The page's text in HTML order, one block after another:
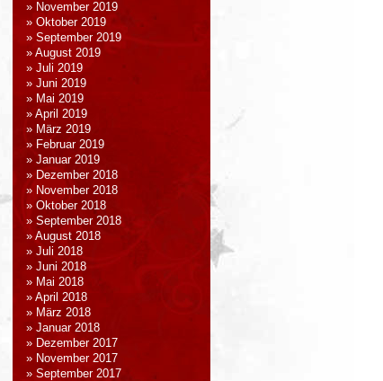
November 2019
Oktober 2019
September 2019
August 2019
Juli 2019
Juni 2019
Mai 2019
April 2019
März 2019
Februar 2019
Januar 2019
Dezember 2018
November 2018
Oktober 2018
September 2018
August 2018
Juli 2018
Juni 2018
Mai 2018
April 2018
März 2018
Januar 2018
Dezember 2017
November 2017
September 2017